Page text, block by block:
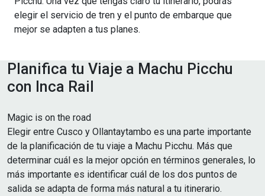
elegir el servicio de tren y el punto de embarque que
mejor se adapten a tus planes.
Planifica tu Viaje a Machu Picchu
con Inca Rail
Magic is on the road
Elegir entre Cusco y Ollantaytambo es una parte importante
de la planificación de tu viaje a Machu Picchu. Más que
determinar cuál es la mejor opción en términos generales, lo
más importante es identificar cuál de los dos puntos de
salida se adapta de forma más natural a tu itinerario.